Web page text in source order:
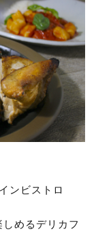
ンビストロ
めるデリカフ